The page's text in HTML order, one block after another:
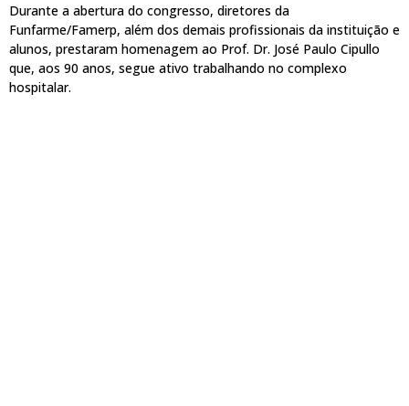
Durante a abertura do congresso, diretores da
Funfarme/Famerp, além dos demais profissionais da instituição e
alunos, prestaram homenagem ao Prof. Dr. José Paulo Cipullo
que, aos 90 anos, segue ativo trabalhando no complexo
hospitalar.